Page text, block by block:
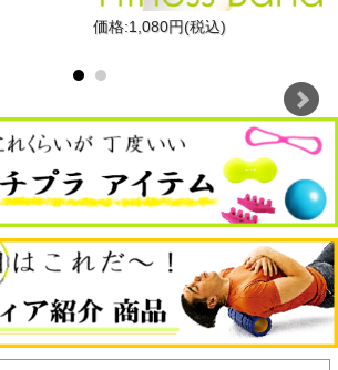
ィットネスバンド ハード」は、長さ
プで、肩・背中・太もも・ふくらはぎな
ーニングにも活用できる設計です。
椅子に座ったままでもストレッチが可
合間やテレビを見ながらの“ながら運
。無理なく続けられるフィットネスバ
セルフケアに取り入れやすいアイテムで
の伸縮性と加圧力で、タオルでは得られ
抵抗感を実現。体幹を意識したトレーニ
を目指す方にぴったりの一本です。スト
時に行いたい方にもおすすめです。
椅子に座ったままでもストレッチが可
合間やテレビを見ながらの“ながら運
理なく続けられるフィットネスバンド
価格:1,080円(税込)